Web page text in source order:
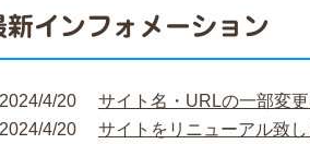
新インフォメーション
2024/4/20
サイト名・URLの一部変
2024/4/20
サイトをリニューアル致し